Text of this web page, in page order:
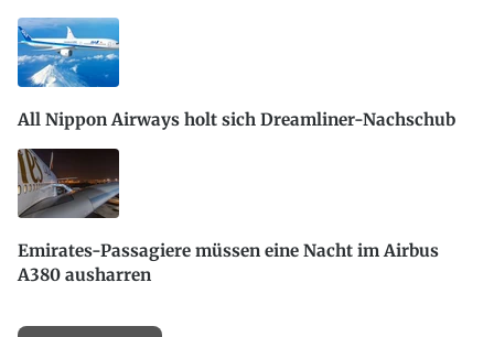
All Nippon Airways holt sich Dreamliner-Nachschub
Emirates-Passagiere müssen eine Nacht im Airbus
A380 ausharren